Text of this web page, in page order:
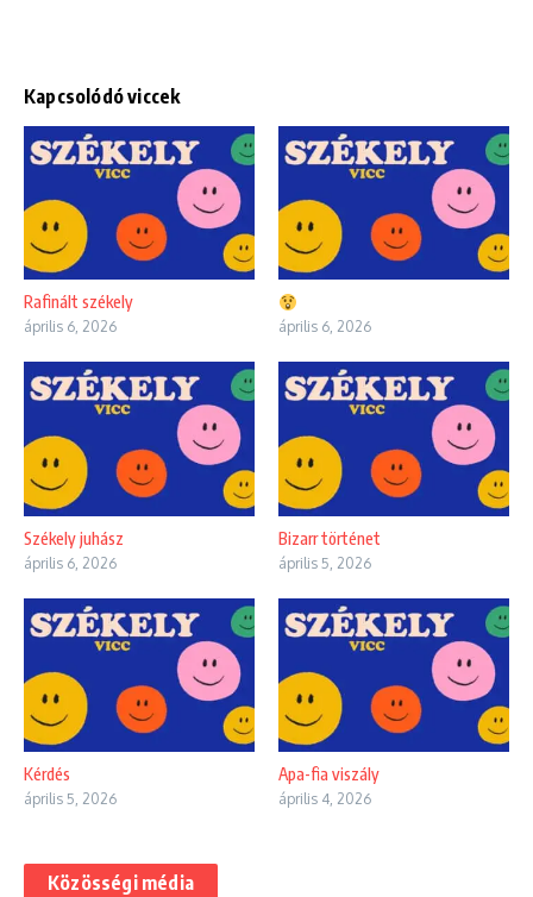
Kapcsolódó viccek
Rafinált székely
április 6, 2026 április 6, 2026
Székely juhász
április 6, 2026
Bizarr történet
április 5, 2026
Kérdés
április 5, 2026
Apa-fia viszály
április 4, 2026
Közösségi média